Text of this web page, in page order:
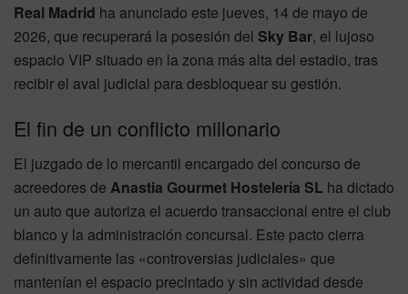
Real Madrid ha anunciado este jueves, 14 de mayo de
2026, que recuperará la posesión del Sky Bar, el lujoso
espacio VIP situado en la zona más alta del estadio, tras
recibir el aval judicial para desbloquear su gestión.
El fin de un conflicto millonario
El juzgado de lo mercantil encargado del concurso de
acreedores de Anastia Gourmet Hostelería SL ha dictado
un auto que autoriza el acuerdo transaccional entre el club
blanco y la administración concursal. Este pacto cierra
definitivamente las «controversias judiciales» que
mantenían el espacio precintado y sin actividad desde